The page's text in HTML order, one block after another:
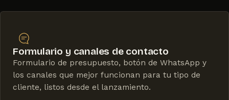
Formulario y canales de contacto
Formulario de presupuesto, botón de WhatsApp y
los canales que mejor funcionan para tu tipo de
cliente, listos desde el lanzamiento.